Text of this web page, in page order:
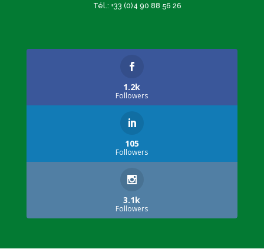
Tél.: +33 (0)4 90 88 56 26
1.2k
Followers
105
Followers
3.1k
Followers